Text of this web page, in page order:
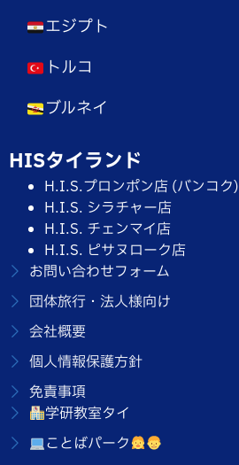
エジプト
トルコ
ブルネイ
HISタイランド
H.I.S.プロンポン店 (バンコク)
H.I.S. シラチャー店
H.I.S. チェンマイ店
H.I.S. ピサヌローク店
お問い合わせフォーム
団体旅行・法人様向け
会社概要
個人情報保護方針
免責事項
学研教室タイ
ことばパーク